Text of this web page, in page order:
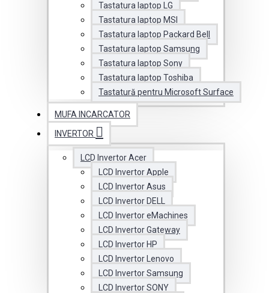
Tastatura laptop LG
Tastatura laptop MSI
Tastatura laptop Packard Bell
Tastatura laptop Samsung
Tastatura laptop Sony
Tastatura laptop Toshiba
Tastatură pentru Microsoft Surface
MUFA INCARCATOR
INVERTOR
LCD Invertor Acer
LCD Invertor Apple
LCD Invertor Asus
LCD Invertor DELL
LCD Invertor eMachines
LCD Invertor Gateway
LCD Invertor HP
LCD Invertor Lenovo
LCD Invertor Samsung
LCD Invertor SONY